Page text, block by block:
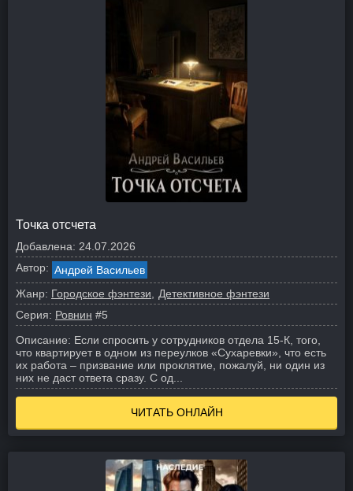
Точка отсчета
Добавлена: 24.07.2026
Автор: Андрей Васильев
Жанр: Городское фэнтези
Детективное фэнтези
Серия: Ровнин #5
Описание: Если спросить у сотрудников отдела 15-К, того,
что квартирует в одном из переулков «Сухаревки», что есть
их работа – призвание или проклятие, пожалуй, ни один из
них не даст ответа сразу. С од...
ЧИТАТЬ ОНЛАЙН